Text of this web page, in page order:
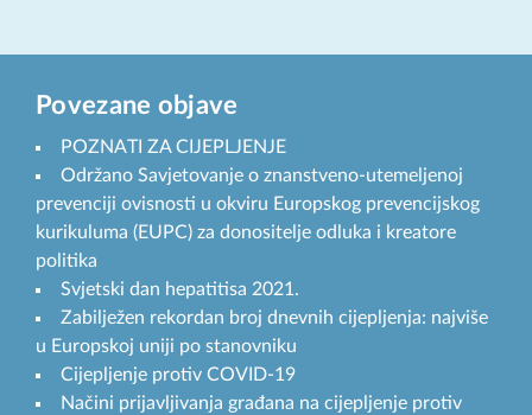
Povezane objave
POZNATI ZA CIJEPLJENJE
Održano Savjetovanje o znanstveno-utemeljenoj
prevenciji ovisnosti u okviru Europskog prevencijskog
kurikuluma (EUPC) za donositelje odluka i kreatore
politika
Svjetski dan hepatitisa 2021.
Zabilježen rekordan broj dnevnih cijepljenja: najviše
u Europskoj uniji po stanovniku
Cijepljenje protiv COVID-19
Načini prijavljivanja građana na cijepljenje protiv